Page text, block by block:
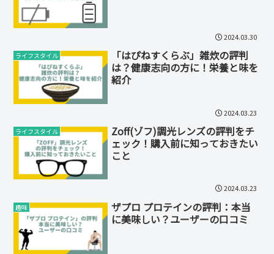
2024.03.30
ライフスタイル
「はぴねすくらぶ」雑炊の評判
は？健康志向の方に！栄養と味を
紹介
2024.03.23
ライフスタイル
Zoff(ゾフ)調光レンズの評判をチ
ェック！購入前に知っておきたい
こと
2024.03.23
趣味
ザプロ プロテインの評判：本当
に美味しい？ユーザーの口コミ